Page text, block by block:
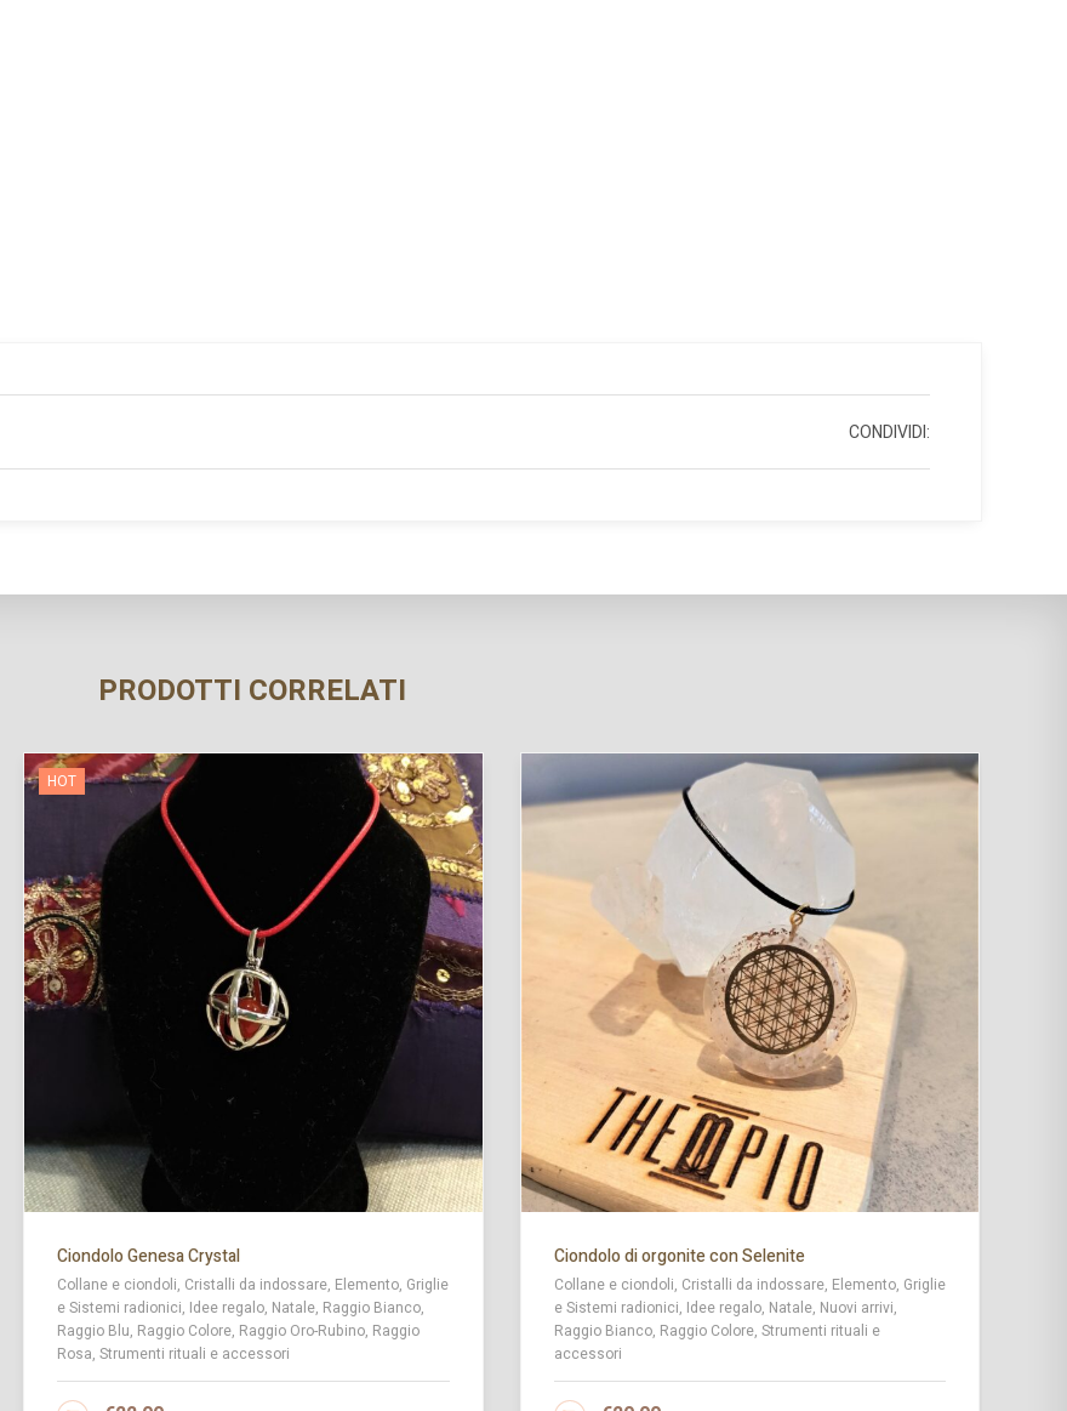
CONDIVIDI:
PRODOTTI CORRELATI
HOT
Ciondolo Genesa Crystal
Collane e ciondoli, Cristalli da indossare, Elemento, Griglie
e Sistemi radionici, Idee regalo, Natale, Raggio Bianco,
Raggio Blu, Raggio Colore, Raggio Oro-Rubino, Raggio
Rosa, Strumenti rituali e accessori
Ciondolo di orgonite con Selenite
Collane e ciondoli, Cristalli da indossare, Elemento, Griglie
e Sistemi radionici, Idee regalo, Natale, Nuovi arrivi,
Raggio Bianco, Raggio Colore, Strumenti rituali e
accessori